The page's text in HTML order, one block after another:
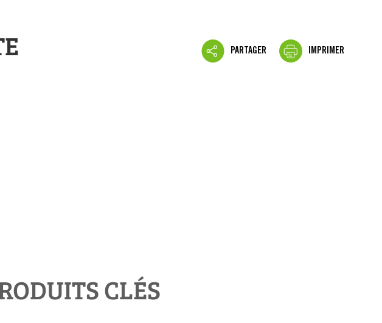
PARTAGER IMPRIMER
CLÉS